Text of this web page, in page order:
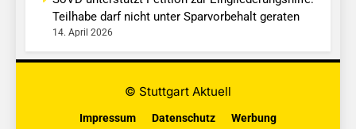
Teilhabe darf nicht unter Sparvorbehalt geraten
14. April 2026
© Stuttgart Aktuell
Impressum Datenschutz Werbung